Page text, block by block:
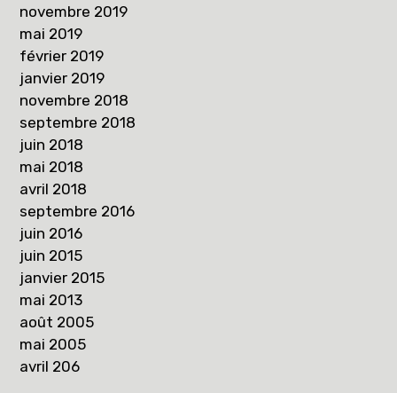
novembre 2019
mai 2019
février 2019
janvier 2019
novembre 2018
septembre 2018
juin 2018
mai 2018
avril 2018
septembre 2016
juin 2016
juin 2015
janvier 2015
mai 2013
août 2005
mai 2005
avril 206